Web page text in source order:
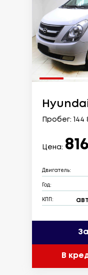
Пробег: 144
Цена:
Двигатель:
Год:
КПП:
В